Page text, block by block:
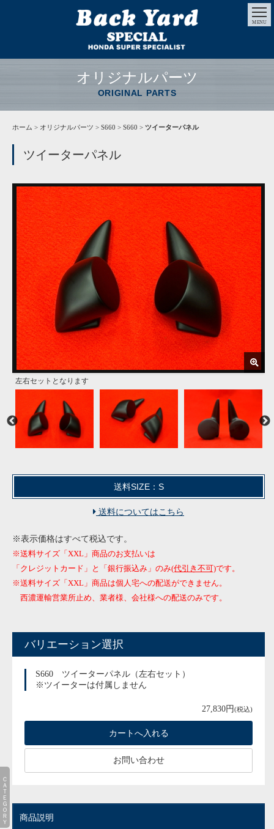
MENU
オリジナルパーツ
ORIGINAL PARTS
ホーム > オリジナルパーツ > S660 > S660 > ツイーターパネル
ツイーターパネル
左右セットとなります
FRP製 黒ゲルコート仕上げ
お好みのツイーターサイズに合わせてカット可能です
ピラー側ではなくドア側への取付けとなります
ツイーターは付属しません
ツイーターは付属しません
ツイーターは付属しません
当社ピラーメーターパネルとの同時装着可能です
送料SIZE：S
送料についてはこちら
※表示価格はすべて税込です。
※送料サイズ「XXL」商品のお支払いは
「クレジットカード」と「銀行振込み」のみ(代引き不可)です。
※送料サイズ「XXL」商品は個人宅への配送ができません。
西濃運輸営業所止め、業者様、会社様への配送のみです。
バリエーション選択
S660 ツイーターパネル（左右セット）
※ツイーターは付属しません
27,830円(税込)
お問い合わせ
商品説明
ＣＡＴＥＧＯＲＹ